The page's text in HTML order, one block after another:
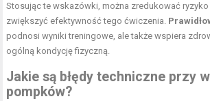
Stosując te wskazówki, można zredukować
zwiększyć efektywność tego ćwiczenia.
podnosi wyniki treningowe, ale także wspiera
ogólną kondycję fizyczną.
Jakie są błędy techniczne przy
pompków?